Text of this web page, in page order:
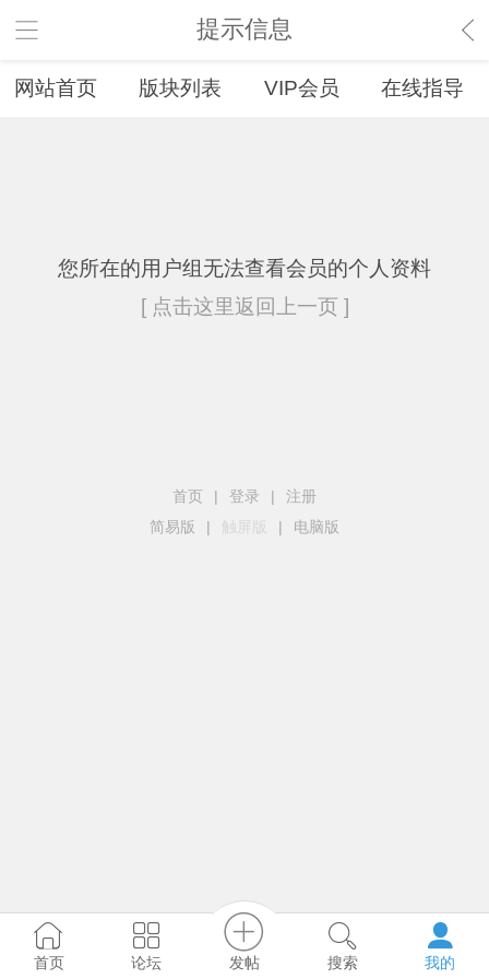
提示信息
网站首页 版块列表 VIP会员 在线指导
您所在的用户组无法查看会员的个人资料
[ 点击这里返回上一页 ]
首页 | 登录 |
注册
简易版
| 触屏版 | 电脑版
首页 论坛 发帖 搜索 我的